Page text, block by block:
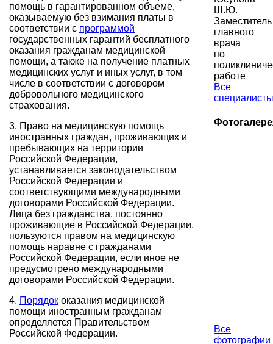
помощь в гарантированном объеме,
оказываемую без взимания платы в
соответствии с программой
государственных гарантий бесплатного
оказания гражданам медицинской
помощи, а также на получение платных
медицинских услуг и иных услуг, в том
числе в соответствии с договором
добровольного медицинского
страхования.
3. Право на медицинскую помощь
иностранных граждан, проживающих и
пребывающих на территории
Российской Федерации,
устанавливается законодательством
Российской Федерации и
соответствующими международными
договорами Российской Федерации.
Лица без гражданства, постоянно
проживающие в Российской Федерации,
пользуются правом на медицинскую
помощь наравне с гражданами
Российской Федерации, если иное не
предусмотрено международными
договорами Российской Федерации.
4. Порядок оказания медицинской
помощи иностранным гражданам
определяется Правительством
Российской Федерации.
Ш.Ю.
Заместитель
главного
врача
по
работе
Все
специалисты
Все
фотографии